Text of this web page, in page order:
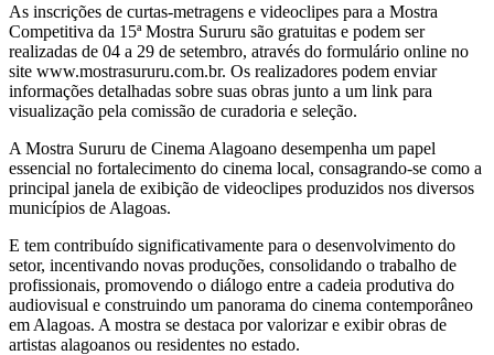
As inscrições de curtas-metragens e videoclipes para a Mostra
Competitiva da 15ª Mostra Sururu são gratuitas e podem ser
realizadas de 04 a 29 de setembro, através do formulário online no
site www.mostrasururu.com.br. Os realizadores podem enviar
informações detalhadas sobre suas obras junto a um link para
visualização pela comissão de curadoria e seleção.
A Mostra Sururu de Cinema Alagoano desempenha um papel
essencial no fortalecimento do cinema local, consagrando-se como a
principal janela de exibição de videoclipes produzidos nos diversos
municípios de Alagoas.
E tem contribuído significativamente para o desenvolvimento do
setor, incentivando novas produções, consolidando o trabalho de
profissionais, promovendo o diálogo entre a cadeia produtiva do
audiovisual e construindo um panorama do cinema contemporâneo
em Alagoas. A mostra se destaca por valorizar e exibir obras de
artistas alagoanos ou residentes no estado.